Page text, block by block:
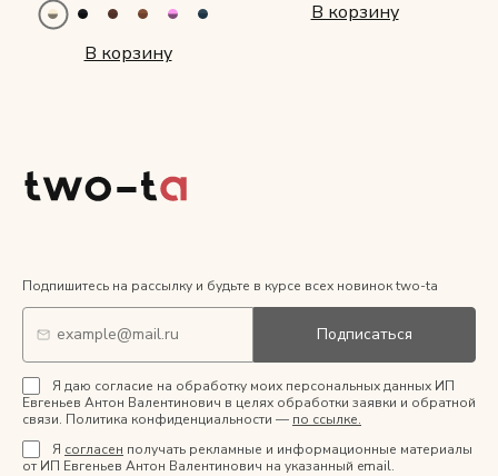
В корзину
В корзину
Подпишитесь на рассылку и будьте в курсе всех новинок two-ta
Подписаться
Я даю согласие на обработку моих персональных данных ИП
Евгеньев Антон Валентинович в целях обработки заявки и обратной
связи. Политика конфиденциальности — по ссылке.
Я согласен получать рекламные и информационные материалы
от ИП Евгеньев Антон Валентинович на указанный email.